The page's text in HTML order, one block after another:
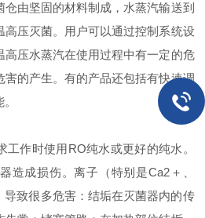
由坚固的材料制成，水蒸汽输送到
高压灭菌。用户可以通过控制系统设
高压水蒸汽在使用过程中有一定的危
害的产生。有的产品还包括有快速调
作时使用RO纯水或更好的纯水。
造成损伤。离子（特别是Ca2＋、
致很多危害：结垢在灭菌器内的传